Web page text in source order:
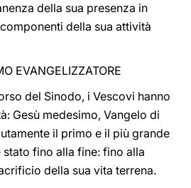
della sua presenza in
della sua attività
EVANGELIZZATORE
del Sinodo, i Vescovi hanno
Gesù medesimo, Vangelo di
il primo e il più grande
fino alla fine: fino alla
della sua vita terrena.